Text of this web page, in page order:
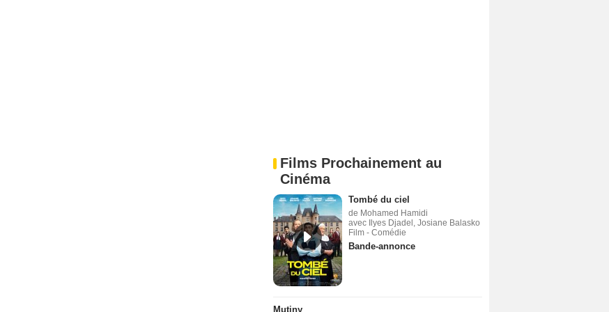
Films Prochainement au
Cinéma
Tombé du ciel
de Mohamed Hamidi
avec Ilyes Djadel, Josiane Balasko
Film - Comédie
Bande-annonce
Mutiny